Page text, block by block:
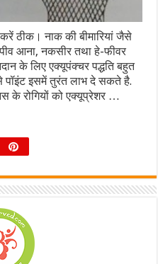
ठीक। नाक की बीमारियां जैसे
आना, नकसीर तथा हे-फीवर
के लिए एक्यूपंक्चर पद्धति बहुत
इसमें तुरंत लाभ दे सकते है.
के रोगियों को एक्यूप्रेशर …